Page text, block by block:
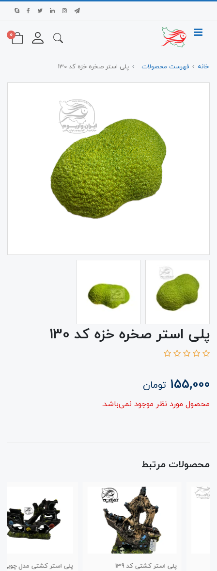
0
خانه فهرست محصولات پلی استر صخره خزه کد 130
پلی استر صخره خزه کد 130
155,000 تومان
محصول مورد نظر موجود نمی‌باشد.
محصولات مرتبط
پلی استر کشتی کد 139 پلی استر کشتی مدل چوبی کد140